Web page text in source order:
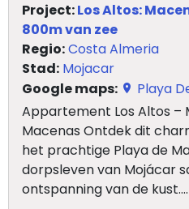
Project:Los Altos:
800m van zee
Regio:Costa Almeria
Stad: Mojacar
Google maps:
Playa
Appartement Los Altos –
Macenas Ontdek dit
het prachtige Playa de
dorpsleven van Mojácar
ontspanning van de kust....